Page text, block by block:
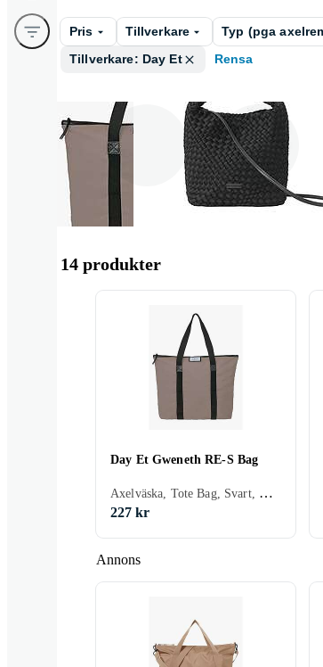
Pris Tillverkare Typ (pga
Tillverkare: Day Et
Rensa
Axelväska Handväska
14 produkter
Annons
Day Et Gweneth RE-S Bag
Axelväska, Tote Bag, Svart, Brun, Blå, Grön, Beige, Rosa, Khaki, Syntet
227 kr